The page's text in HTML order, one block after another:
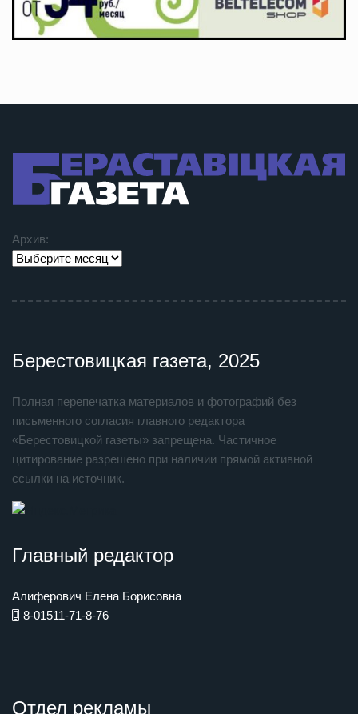
Архив:
Берестовицкая газета, 2025
Полная перепечатка материалов и фотографий без
письменного согласия главного редактора
«Берестовицкой газеты» запрещена. Частичное
цитирование разрешено при наличии прямой активной
ссылки на источник.
Главный редактор
Алиферович Елена Борисовна
8-01511-71-8-76
Отдел рекламы